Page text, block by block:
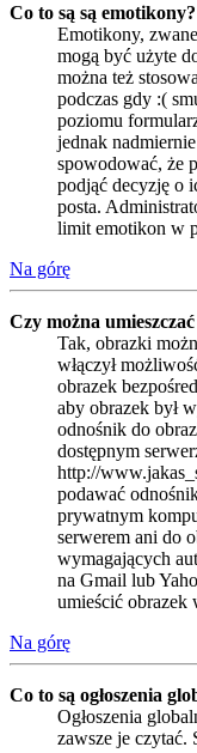
Co to są są emotikony?
Emotikony,
mogą być użyte
można też
podczas gdy :(
poziomu
jednak
spowodować, że
podjąć decyzję o
posta.
limit emotikon w
Na górę
Czy można
Tak, obrazki
włączył
obrazek
aby obrazek był
odnośnik do
dostępnym
http://
podawać
prywatnym
serwerem ani do
wymagających
na Gmail lub
umieścić obrazek
Na górę
Co to są ogłoszenia
Ogłoszenia
zawsze je czytać.